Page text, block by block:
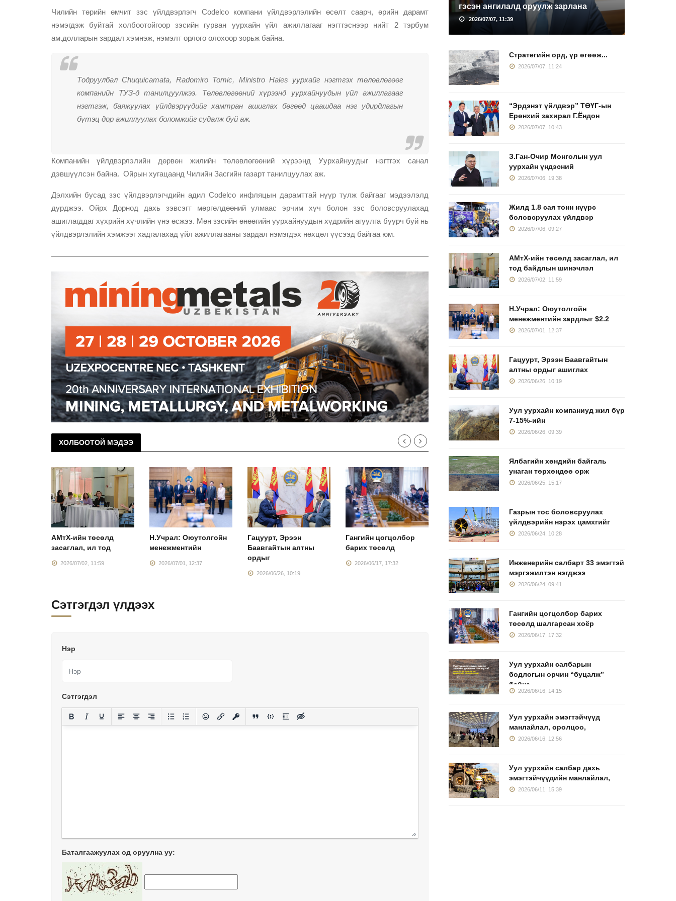
Чилийн төрийн өмчит зэс үйлдвэрлэгч Codelco компани үйлдвэрлэлийн өсөлт саарч, өрийн дарамт
нэмэгдэж буйтай холбоотойгоор зэсийн гурван уурхайн үйл ажиллагааг нэгтгэснээр нийт 2 тэрбум
ам.долларын зардал хэмнэж, нэмэлт орлого олохоор зорьж байна.
Тодруулбал Chuquicamata, Radomiro Tomic, Ministro Hales уурхайг нэгтгэх төлөвлөгөөг
компанийн ТУЗ-д танилцуулжээ. Төлөвлөгөөний хүрээнд уурхайнуудын үйл ажиллагааг
нэгтгэж, баяжуулах үйлдвэрүүдийг хамтран ашиглах бөгөөд цаашдаа нэг удирдлагын
бүтэц дор ажиллуулах боломжийг судалж буй аж.
Компанийн үйлдвэрлэлийн дөрвөн жилийн төлөвлөгөөний хүрээнд Уурхайнуудыг нэгтгэх санал
дэвшүүлсэн байна. Ойрын хугацаанд Чилийн Засгийн газарт танилцуулах аж.
Дэлхийн бусад зэс үйлдвэрлэгчдийн адил Codelco инфляцын дарамттай нүүр тулж байгааг мэдээлэлд
дурджээ. Ойрх Дорнод дахь зэвсэгт мөргөлдөөний улмаас эрчим хүч болон зэс боловсруулахад
ашиглагддаг хүхрийн хүчлийн үнэ өсжээ. Мөн зэсийн өнөөгийн уурхайнуудын хүдрийн агуулга буурч буй нь
үйлдвэрлэлийн хэмжээг хадгалахад үйл ажиллагааны зардал нэмэгдэх нөхцөл үүсээд байгаа юм.
ХОЛБООТОЙ МЭДЭЭ
АМтХ-ийн төсөлд
засаглал, ил тод
2026/07/02, 11:59
Н.Учрал: Оюутолгойн
менежментийн
2026/07/01, 12:37
Гацуурт, Эрээн
Баавгайтын алтны
ордыг
2026/06/26, 10:19
Гангийн цогцолбор
барих төсөлд
2026/06/17, 17:32
Уул уурхайн
манлайлал,
2026/06/16, 12:56
Уул уурхайн салбар
2026/06/11, 15:39
Сэтгэгдэл үлдээх
Нэр
Сэтгэгдэл
Баталгаажуулах од оруулна уу:
гэсэн ангилалд оруулж зарлана
2026/07/07, 11:39
Стратегийн орд, үр өгөөж...
2026/07/07, 11:24
“Эрдэнэт үйлдвэр” ТӨҮГ-ын
Ерөнхий захирал Г.Ёндон
2026/07/07, 10:43
З.Ган-Очир Монголын уул
уурхайн үндэсний
2026/07/06, 19:38
Жилд 1.8 сая тонн нүүрс
боловсруулах үйлдвэр
2026/07/06, 09:27
АМтХ-ийн төсөлд засаглал, ил
тод байдлын шинэчлэл
2026/07/02, 11:59
Н.Учрал: Оюутолгойн
менежментийн зардлыг $2.2
2026/07/01, 12:37
Гацуурт, Эрээн Баавгайтын
алтны ордыг ашиглах
2026/06/26, 10:19
Уул уурхайн компаниуд жил бүр
7-15%-ийн
2026/06/26, 09:39
Ялбагийн хөндийн байгаль
унаган төрхөндөө орж
2026/06/25, 15:17
Газрын тос боловсруулах
үйлдвэрийн нэрэх цамхгийг
2026/06/24, 10:28
Инженерийн салбарт 33 эмэгтэй
мэргэжилтэн нэгджээ
2026/06/24, 09:41
Гангийн цогцолбор барих
төсөлд шалгарсан хоёр
2026/06/17, 17:32
Уул уурхайн салбарын
бодлогын орчин “буцалж”
байна
2026/06/16, 14:15
Уул уурхайн эмэгтэйчүүд
манлайлал, оролцоо,
2026/06/16, 12:56
Уул уурхайн салбар дахь
эмэгтэйчүүдийн манлайлал,
2026/06/11, 15:39